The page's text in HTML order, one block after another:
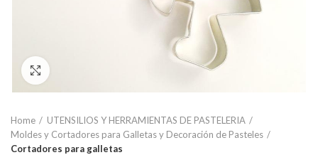
Home
UTENSILIOS Y HERRAMIENTAS DE PASTELERIA
Moldes y Cortadores para Galletas y Decoración de Pasteles
Cortadores para galletas